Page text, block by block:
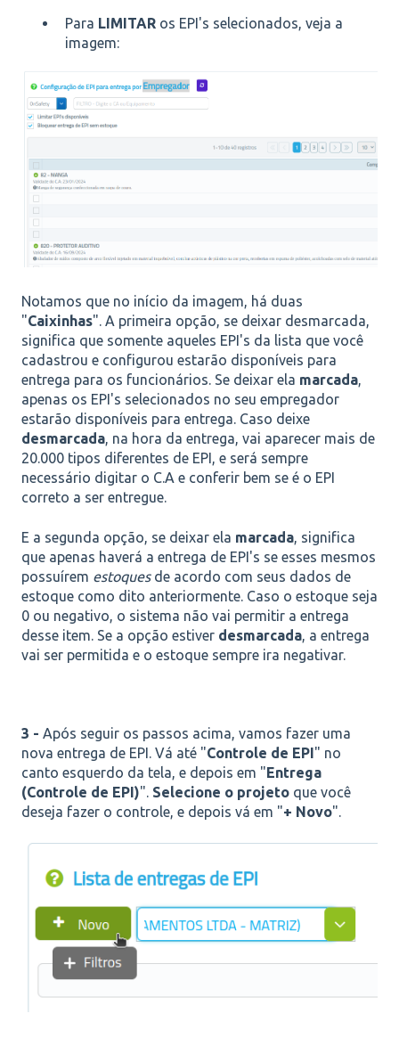
Para LIMITAR os EPI's selecionados, veja a
imagem:
Notamos que no início da imagem, há duas
"Caixinhas". A primeira opção, se deixar desmarcada,
significa que somente aqueles EPI's da lista que você
cadastrou e configurou estarão disponíveis para
entrega para os funcionários. Se deixar ela marcada,
apenas os EPI's selecionados no seu empregador
estarão disponíveis para entrega. Caso deixe
desmarcada, na hora da entrega, vai aparecer mais de
20.000 tipos diferentes de EPI, e será sempre
necessário digitar o C.A e conferir bem se é o EPI
correto a ser entregue.
E a segunda opção, se deixar ela marcada , significa
que apenas haverá a entrega de EPI's se esses mesmos
possuírem estoquesde acordo com seus dados de
estoque como dito anteriormente. Caso o estoque seja
0 ou negativo, o sistema não vai permitir a entrega
desse item. Se a opção estiver desmarcada , a entrega
vai ser permitida e o estoque sempre ira negativar.
3 - Após seguir os passos acima, vamos fazer uma
nova entrega de EPI. Vá até "Controle de EPI " no
canto esquerdo da tela, e depois em " Entrega
(Controle de EPI)". Selecione o projeto que você
deseja fazer o controle, e depois vá em "+ Novo".